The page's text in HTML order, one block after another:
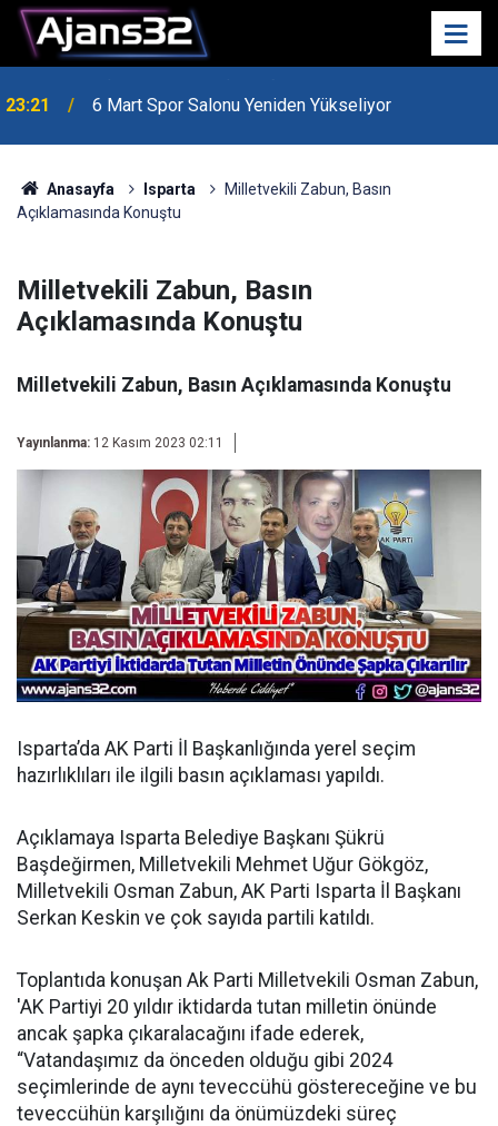
23:21 6 Mart Spor Salonu Yeniden Yükseliyor
Anasayfa Isparta
Milletvekili Zabun, Basın
Açıklamasında Konuştu
Milletvekili Zabun, Basın
Açıklamasında Konuştu
Milletvekili Zabun, Basın Açıklamasında Konuştu
Yayınlanma: 12 Kasım 2023 02:11
Isparta’da AK Parti İl Başkanlığında yerel seçim
hazırlıklıları ile ilgili basın açıklaması yapıldı.
Açıklamaya Isparta Belediye Başkanı Şükrü
Başdeğirmen, Milletvekili Mehmet Uğur Gökgöz,
Milletvekili Osman Zabun, AK Parti Isparta İl Başkanı
Serkan Keskin ve çok sayıda partili katıldı.
Toplantıda konuşan Ak Parti Milletvekili Osman Zabun,
'AK Partiyi 20 yıldır iktidarda tutan milletin önünde
ancak şapka çıkaralacağını ifade ederek,
“Vatandaşımız da önceden olduğu gibi 2024
seçimlerinde de aynı teveccühü göstereceğine ve bu
teveccühün karşılığını da önümüzdeki süreç